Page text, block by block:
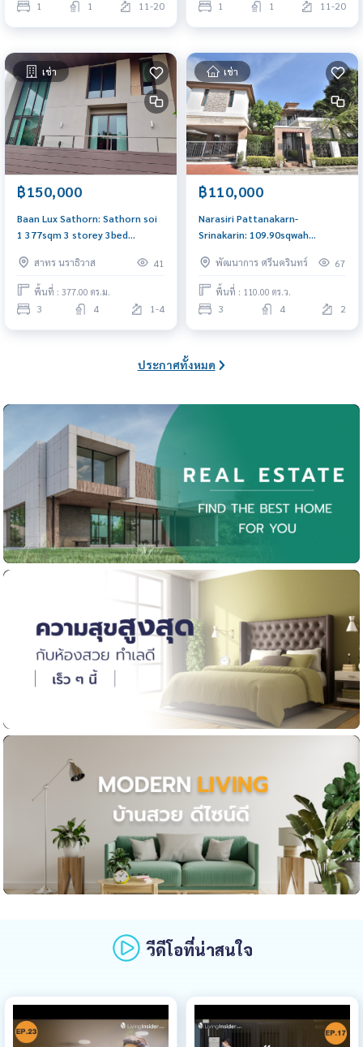
1 1 11-20 1 1 11-20
เช่า
฿150,000
Baan Lux Sathorn: Sathorn soi
1 377sqm 3 storey 3bed
32,000,000 Rent: 150,000/mth
Am: 0656199198
สาทร นราธิวาส 41
พื้นที่ : 377.00 ตร.ม.
3 4 1-4
เช่า
฿110,000
Narasiri Pattanakarn-
Srinakarin: 109.90sqwah
110,000/mth. Am: 0656199198
พัฒนาการ ศรีนครินทร์ 67
พื้นที่ : 110.00 ตร.ว.
3 4 2
ประกาศทั้งหมด
วีดีโอที่น่าสนใจ